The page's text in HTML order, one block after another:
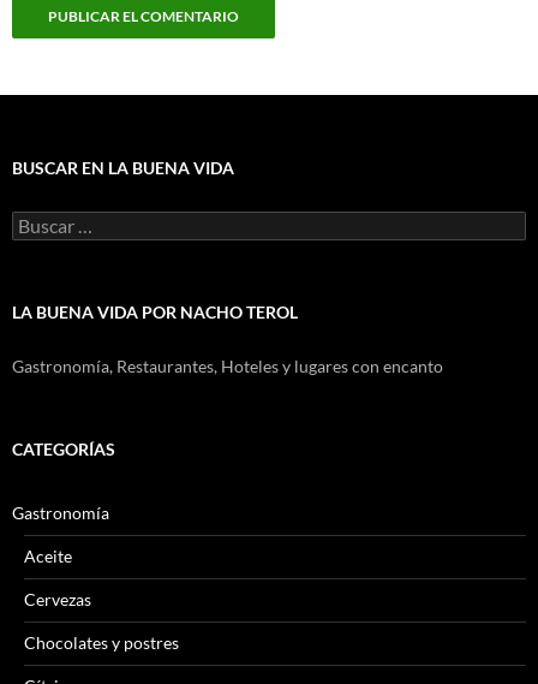
BUSCAR EN LA BUENA VIDA
Buscar:
LA BUENA VIDA POR NACHO TEROL
Gastronomía, Restaurantes, Hoteles y lugares con encanto
CATEGORÍAS
Gastronomía
Aceite
Cervezas
Chocolates y postres